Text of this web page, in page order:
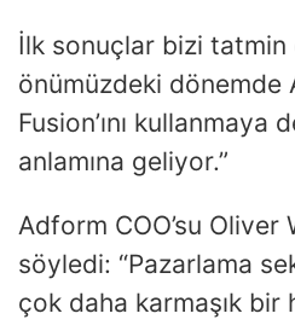
İlk sonuçlar bizi
önümüzdeki dönemde
Fusion’ını kullanmaya
anlamına geliyor.”
Adform COO’su Oliver
söyledi: “Pazarlama
çok daha karmaşık bir